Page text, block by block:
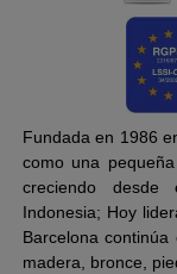
Fundada en 1986
como una
creciendo
Indonesia; Hoy
Barcelona
madera, bronce,